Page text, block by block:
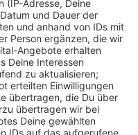
würde vielen
Stadt die
genommen,
man in einem
angeschlossen
Wärmepumpe